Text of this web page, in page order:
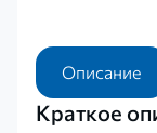
Описание
Краткое